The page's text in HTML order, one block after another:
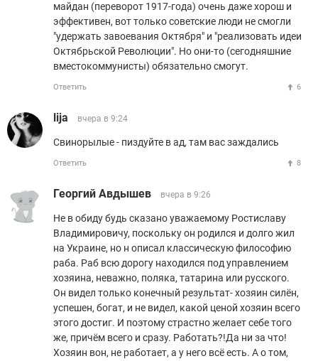
майдан (переворот 1917-года) очень даже хорош и
эффективен, вот только советские люди не смогли
"удержать завоевания Октября" и "реализовать идеи
Октябрьской Революции". Но они-то (сегодняшние
вместокоммунисты) обязательно смогут.
Ответить 6
lija вчера в 9:24
Свинорылые - пиздуйте в ад, там вас заждались
Ответить 8
Георгий Авдышев вчера в 9:26
Не в обиду будь сказано уважаемому Ростиславу
Владимировичу, поскольку он родился и долго жил
на Украине, но н описал классическую философию
раба. Раб всю дорогу находился под управлением
хозяина, неважно, поляка, татарина или русского.
Он видел только конечный результат- хозяин силён,
успешен, богат, и не видел, какой ценой хозяин всего
этого достиг. И поэтому страстно желает себе того
же, причём всего и сразу. Работать?!Да ни за что!
Хозяин вон, не работает, а у него всё есть. А о том,